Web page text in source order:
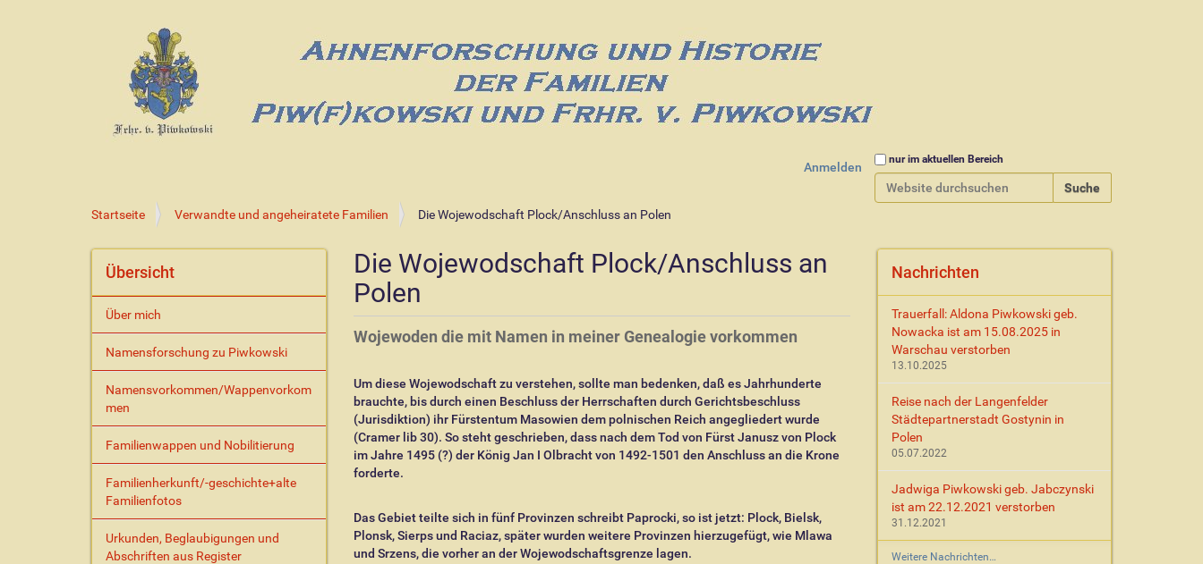
Website durchsuchen
nur im aktuellen Bereich
Anmelden
S
e
h
e
Startseite Verwandte und angeheiratete Familien Die Wojewodschaft Plock/Anschluss an Polen
Die Wojewodschaft Plock/Anschluss an
Polen
Wojewoden die mit Namen in meiner Genealogie vorkommen
Um diese Wojewodschaft zu verstehen, sollte man bedenken, daß es Jahrhunderte
brauchte, bis durch einen Beschluss der Herrschaften durch Gerichtsbeschluss
(Jurisdiktion) ihr Fürstentum Masowien dem polnischen Reich angegliedert wurde
(Cramer lib 30). So steht geschrieben, dass nach dem Tod von Fürst Janusz von Plock
im Jahre 1495 (?) der König Jan I Olbracht von 1492-1501 den Anschluss an die Krone
forderte.
Das Gebiet teilte sich in fünf Provinzen schreibt Paprocki, so ist jetzt: Plock, Bielsk,
Plonsk, Sierps und Raciaz, später wurden weitere Provinzen hierzugefügt, wie Mlawa
und Srzens, die vorher an der Wojewodschaftsgrenze lagen.
Übersicht
Über mich
Namensforschung zu Piwkowski
Namensvorkommen/Wappenvorkom
men
Familienwappen und Nobilitierung
Familienherkunft/-geschichte+alte
Familienfotos
Urkunden, Beglaubigungen und
Abschriften aus Register
Nachrichten
Trauerfall: Aldona Piwkowski geb.
Nowacka ist am 15.08.2025 in
Warschau verstorben
13.10.2025
Reise nach der Langenfelder
Städtepartnerstadt Gostynin in
Polen
05.07.2022
Jadwiga Piwkowski geb. Jabczynski
ist am 22.12.2021 verstorben
31.12.2021
Weitere Nachrichten…